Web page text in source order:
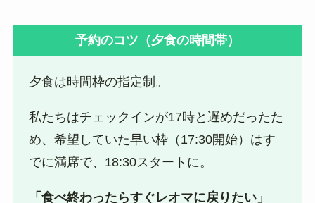
予約のコツ（夕食の時間帯）
夕食は時間枠の指定制。
私たちはチェックインが17時と遅めだったた
め、希望していた早い枠（17:30開始）はす
でに満席で、18:30スタートに。
「食べ終わったらすぐレオマに戻りたい」